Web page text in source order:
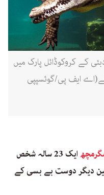
میں دبئی کے کروکوڈائل پارک میں
ایف پی/گوئسپپی
ایک 23 سالہ شخص
دیگر دوست بے بسی کے